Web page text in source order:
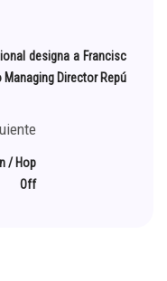
designa a Francisc
Director Repú
/ Hop
Off